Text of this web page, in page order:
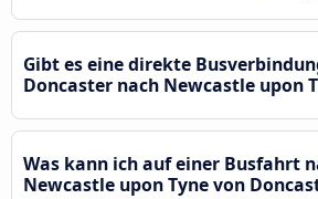
Gibt es eine direkte
Doncaster nach Newcastle upon
Was kann ich auf einer Busfahrt
Newcastle upon Tyne von